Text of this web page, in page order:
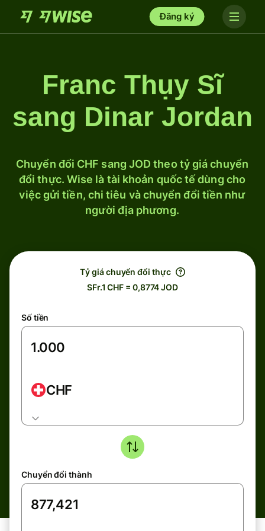
Đăng ký
Franc Thụy Sĩ
sang Dinar Jordan
Chuyển đổi CHF sang JOD theo tỷ giá chuyển
đổi thực. Wise là tài khoản quốc tế dùng cho
việc gửi tiền, chi tiêu và chuyển đổi tiền như
người địa phương.
Tỷ giá chuyển đổi thực
SFr.1 CHF = 0,8774 JOD
Số tiền
CHF
Chuyển đổi thành